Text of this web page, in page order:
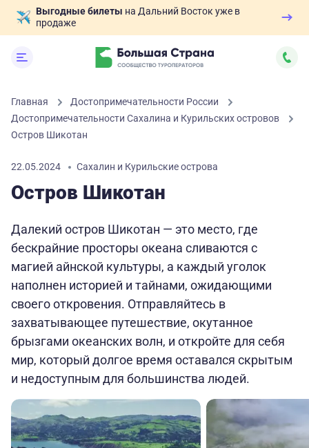
Выгодные билеты на Дальний Восток уже в
продаже
Главная
Достопримечательности России
Достопримечательности Сахалина и Курильских островов
Остров Шикотан
22.05.2024 Сахалин и Курильские острова
Остров Шикотан
Далекий остров Шикотан — это место, где
бескрайние просторы океана сливаются с
магией айнской культуры, а каждый уголок
наполнен историей и тайнами, ожидающими
своего откровения. Отправляйтесь в
захватывающее путешествие, окутанное
брызгами океанских волн, и откройте для себя
мир, который долгое время оставался скрытым
и недоступным для большинства людей.